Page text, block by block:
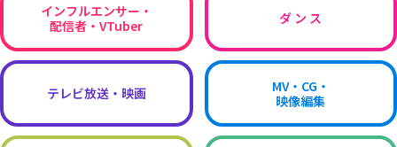
インフルエンサー・
配信者・VTuber
ダ ン ス
テレビ放送・映画
MV・CG・
映像編集